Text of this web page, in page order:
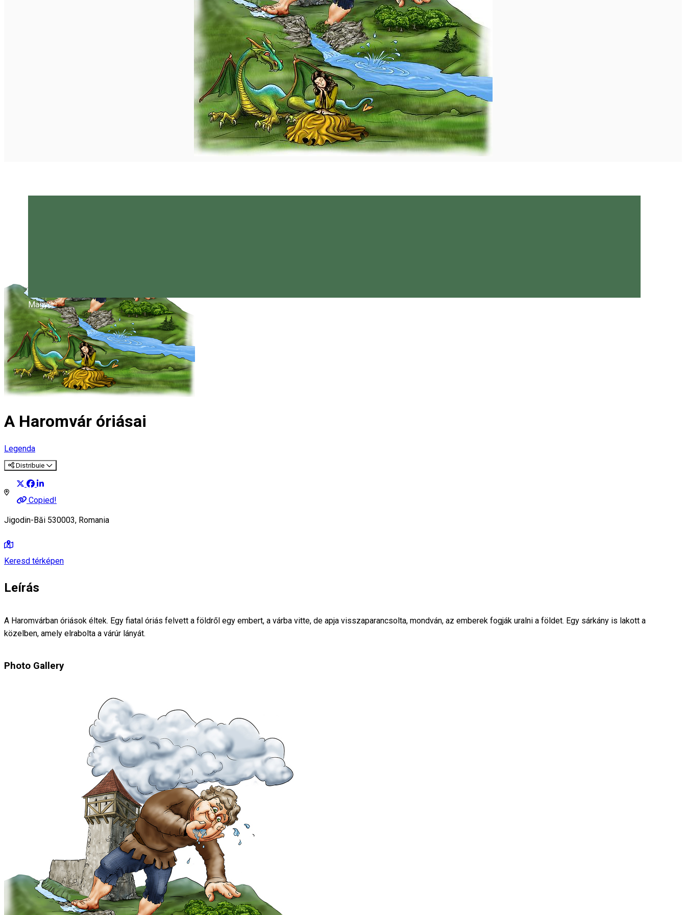
Magyar
A Haromvár óriásai
Legenda
Distribuie
Copied!
Jigodin-Băi 530003, Romania
Keresd térképen
Leírás
A Haromvárban óriások éltek. Egy fiatal óriás felvett a földről egy embert, a várba vitte, de apja visszaparancsolta, mondván, az emberek fogják uralni a földet. Egy sárkány is lakott a
közelben, amely elrabolta a várúr lányát.
Photo Gallery